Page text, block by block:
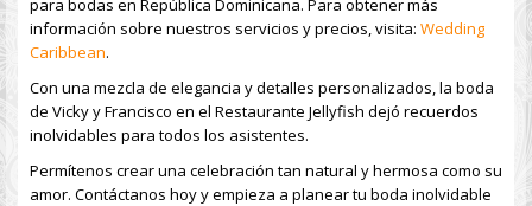
para bodas en República Dominicana. Para obtener más
información sobre nuestros servicios y precios, visita: Wedding
Caribbean.
Con una mezcla de elegancia y detalles personalizados, la boda
de Vicky y Francisco en el Restaurante Jellyfish dejó recuerdos
inolvidables para todos los asistentes.
Permítenos crear una celebración tan natural y hermosa como su
amor. Contáctanos hoy y empieza a planear tu boda inolvidable